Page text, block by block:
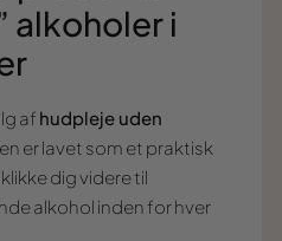
alkoholer i
af hudpleje uden
er lavet som et praktisk
dig videre til
alkohol inden for hver